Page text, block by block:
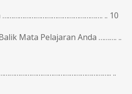
………………………………………………. .. 10
Mata Pelajaran Anda ………. ..
..